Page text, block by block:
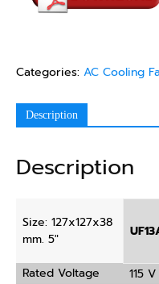
Categories: AC Cooling
Description
Description
Size: 127x127x38
mm. 5″
Rated Voltage 115 V